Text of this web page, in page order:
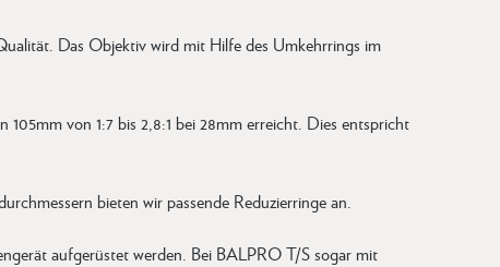
Das Objektiv wird mit Hilfe des Umkehrrings im
von 1:7 bis 2,8:1 bei 28mm erreicht. Dies entspricht
bieten wir passende Reduzierringe an.
aufgerüstet werden. Bei BALPRO T/S sogar mit